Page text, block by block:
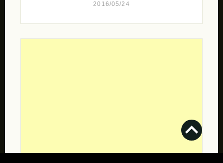
2016/05/24